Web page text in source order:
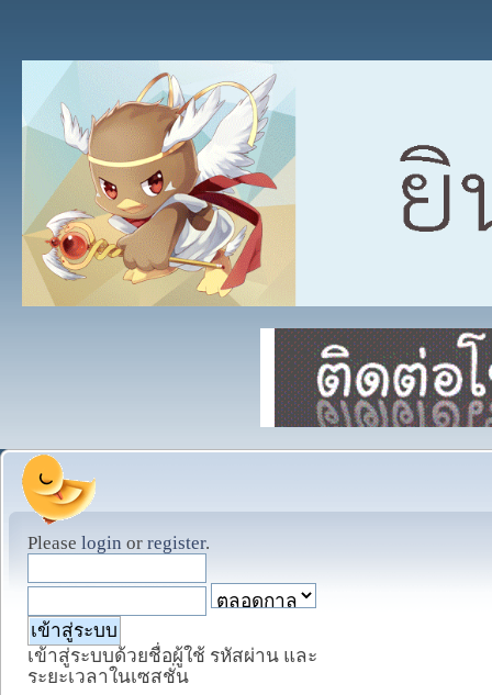
Please login or register.
เข้าสู่ระบบด้วยชื่อผู้ใช้ รหัสผ่าน และ
ระยะเวลาในเซสชั่น